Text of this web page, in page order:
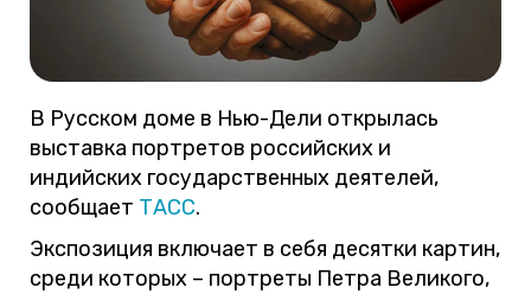
В Русском доме в Нью-Дели открылась
выставка портретов российских и
индийских государственных деятелей,
сообщает ТАСС.
Экспозиция включает в себя десятки картин,
среди которых – портреты Петра Великого,